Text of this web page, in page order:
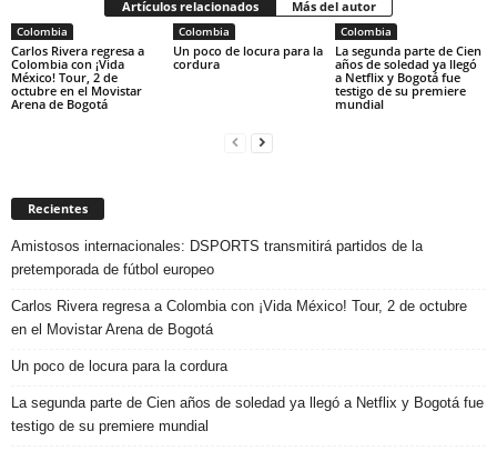
Artículos relacionados Más del autor
Colombia
Carlos Rivera regresa a
Colombia con ¡Vida
México! Tour, 2 de
octubre en el Movistar
Arena de Bogotá
Colombia
Un poco de locura para la
cordura
Colombia
La segunda parte de Cien
años de soledad ya llegó
a Netflix y Bogotá fue
testigo de su premiere
mundial
Recientes
Amistosos internacionales: DSPORTS transmitirá partidos de la
pretemporada de fútbol europeo
Carlos Rivera regresa a Colombia con ¡Vida México! Tour, 2 de octubre
en el Movistar Arena de Bogotá
Un poco de locura para la cordura
La segunda parte de Cien años de soledad ya llegó a Netflix y Bogotá fue
testigo de su premiere mundial